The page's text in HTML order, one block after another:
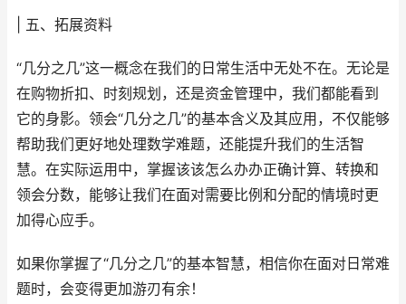
| 五、拓展资料
“几分之几”这一概念在我们的日常生活中无处不在。无论是
在购物折扣、时刻规划，还是资金管理中，我们都能看到
它的身影。领会“几分之几”的基本含义及其应用，不仅能够
帮助我们更好地处理数学难题，还能提升我们的生活智
慧。在实际运用中，掌握该该怎么办办正确计算、转换和
领会分数，能够让我们在面对需要比例和分配的情境时更
加得心应手。
如果你掌握了“几分之几”的基本智慧，相信你在面对日常难
题时，会变得更加游刃有余！